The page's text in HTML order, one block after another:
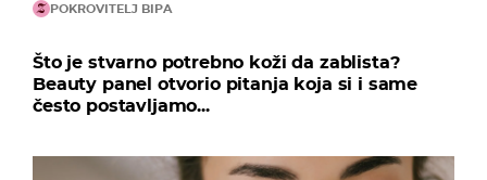
POKROVITELJ BIPA
Što je stvarno potrebno koži da zablista?
Beauty panel otvorio pitanja koja si i same
često postavljamo...